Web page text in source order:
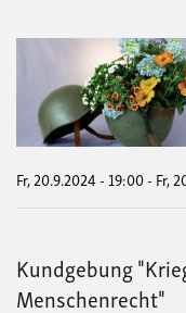
Fr, 20.9.2024 - 19:00- Fr,
Kundgebung
Menschenrecht"